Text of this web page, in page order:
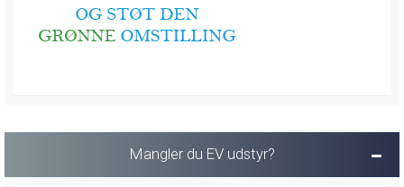
Mangler du EV udstyr?